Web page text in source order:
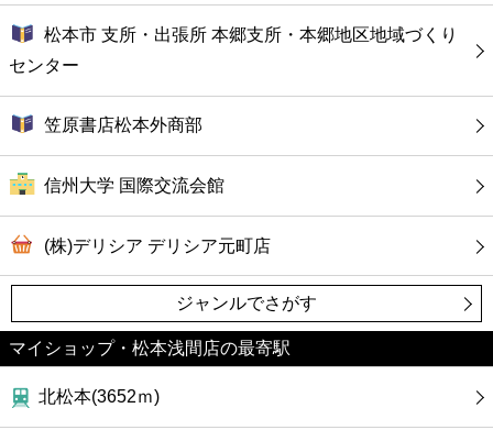
松本市 支所・出張所 本郷支所・本郷地区地域づくり
センター
笠原書店松本外商部
信州大学 国際交流会館
(株)デリシア デリシア元町店
ジャンルでさがす
マイショップ・松本浅間店の最寄駅
北松本(3652ｍ)